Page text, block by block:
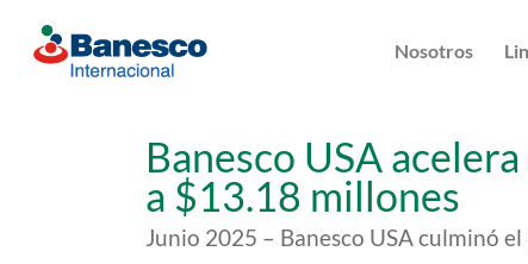
Nosotros
Banesco USA
a $13.18 millones
Junio 2025 – Banesco USA culminó